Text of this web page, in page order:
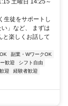
土曜日 14:25～
生徒をサポートし
」など、 まずは
と楽しくお話して
副業・WワークOK
歓迎
シフト自由
迎
経験者歓迎